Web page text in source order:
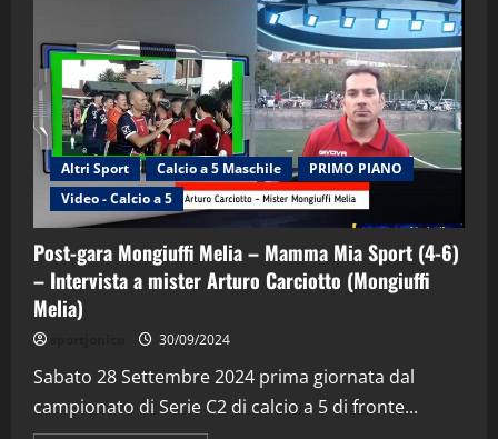
Altri Sport Calcio a 5 Maschile
PRIMO PIANO
Video - Calcio a 5
Post-gara Mongiuffi Melia – Mamma Mia Sport (4-6)
– Intervista a mister Arturo Carciotto (Mongiuffi
Melia)
30/09/2024
Sabato 28 Settembre 2024 prima giornata dal
campionato di Serie C2 di calcio a 5 di fronte...
2
“SportEmpire” in Podcast: 29^ Puntata
(Martedi 28 Aprile 2026)
28/04/2026